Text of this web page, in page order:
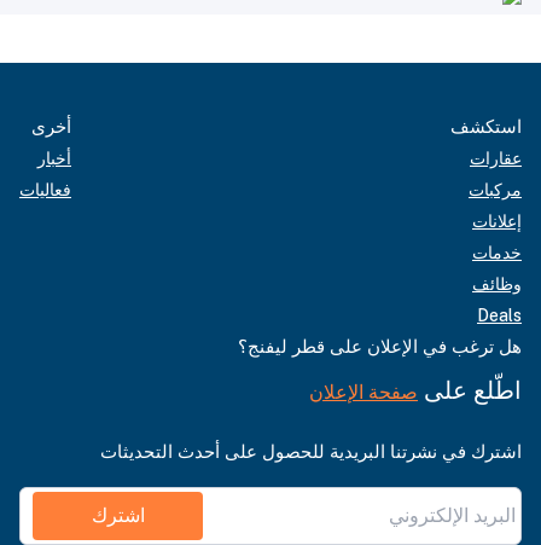
استكشف
عقارات
مركبات
إعلانات
خدمات
وظائف
Deals
أخرى
أخبار
فعاليات
هل ترغب في الإعلان على قطر ليفنج؟
اطّلع على صفحة الإعلان
اشترك في نشرتنا البريدية للحصول على أحدث التحديثات
اشترك